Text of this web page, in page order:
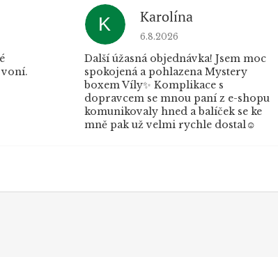
je 5 z 5 hvězdiček.
K Karolína
Hodnocení obchodu je 5 z
6.8.2026
Další úžasná objednávka! Jsem moc
spokojená a pohlazena Mystery
boxem Víly✨ Komplikace s
dopravcem se mnou paní z e-shopu
komunikovaly hned a balíček se ke
mně pak už velmi rychle dostal☺️